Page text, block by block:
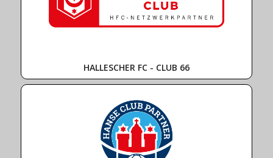
HALLESCHER FC - CLUB 66